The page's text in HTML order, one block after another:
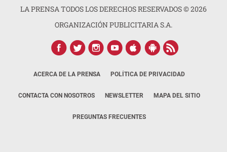
LA PRENSA TODOS LOS DERECHOS RESERVADOS ©2026
ORGANIZACIÓN PUBLICITARIA S.A.
ACERCA DE LA PRENSA POLÍTICA DE PRIVACIDAD
CONTACTA CON NOSOTROS NEWSLETTER MAPA DEL SITIO
PREGUNTAS FRECUENTES